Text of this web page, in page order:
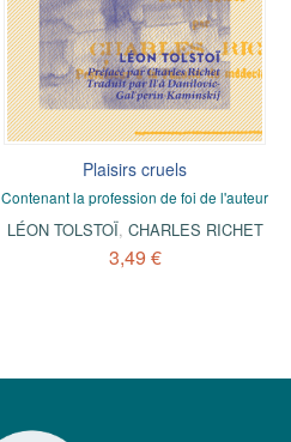
Plaisirs cruels
Contenant la profession de foi de l'auteur
LÉON TOLSTOÏ, CHARLES RICHET
3,49 €